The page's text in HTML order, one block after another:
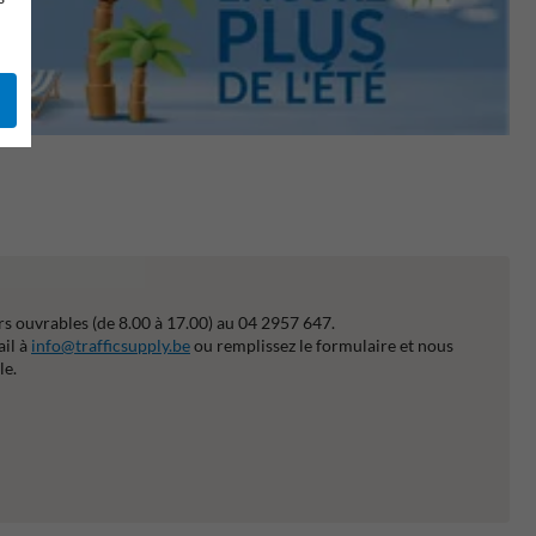
ouvrables (de 8.00 à 17.00) au 04 2957 647.
à info@trafficsupply.beou remplissez le formulaire et nous